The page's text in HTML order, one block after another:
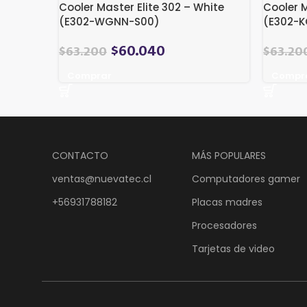
Cooler Master Elite 302 – White
(E302-WGNN-S00)
$63.200 $60.040
Cooler
(E302-
$
CONTACTO
ventas@nuevatec.cl
+56931788182
MÁS POPULARES
Computadores gamer
Placas madres
Procesadores
Tarjetas de video